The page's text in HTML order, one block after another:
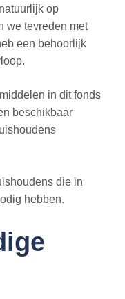
op
we tevreden met
een behoorlijk
in dit fonds
beschikbaar
die in
hebben.